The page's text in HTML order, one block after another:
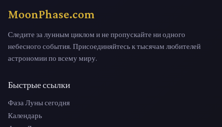
MoonPhase.com
Следите за лунным циклом и не пропускайте ни одного
небесного события. Присоединяйтесь к тысячам любителей
астрономии по всему миру.
Быстрые ссылки
Фаза Луны сегодня
Календарь